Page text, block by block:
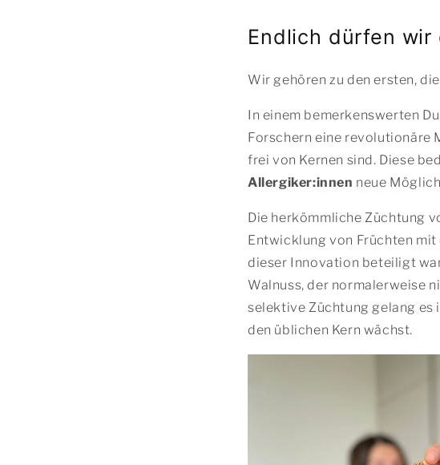
Endlich dürfen wir
Wir gehören zu den ersten,
In einem bemerkenswerten
Forschern eine revolutionäre
frei von Kernen sind. Diese
Allergiker:innen neue
Die herkömmliche Züchtung
Entwicklung von Früchten mit
dieser Innovation beteiligt
Walnuss, der normalerweise
selektive Züchtung gelang es
den üblichen Kern wächst.